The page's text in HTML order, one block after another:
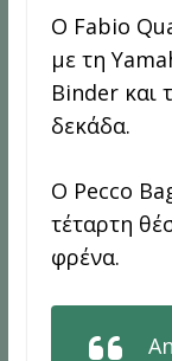
Ο Fabio
με τη
Binder και
δεκάδα.
Ο Pecco
τέταρτη
φρένα.